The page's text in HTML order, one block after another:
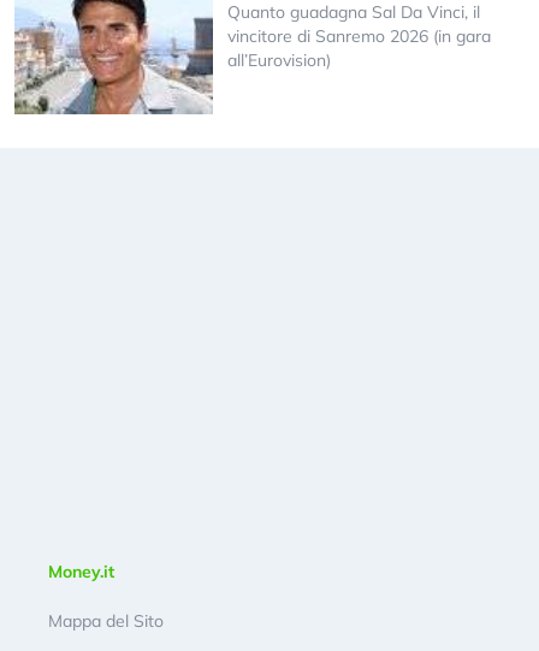
Quanto guadagna Sal Da Vinci, il
vincitore di Sanremo 2026 (in gara
all’Eurovision)
Money.it
Mappa del Sito